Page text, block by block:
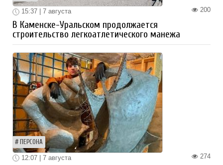
200
15:37 | 7 августа
В Каменске-Уральском продолжается
строительство легкоатлетического манежа
ПЕРСОНА
274
12:07 | 7 августа